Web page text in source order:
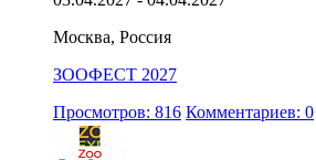
Москва, Россия
ЗООФЕСТ 2027
Просмотров: 816 Комментариев: 0